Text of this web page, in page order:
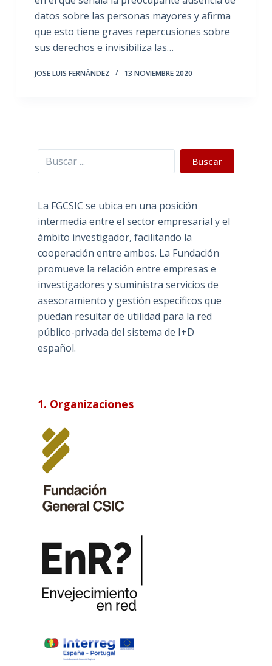
datos sobre las personas mayores y afirma
que esto tiene graves repercusiones sobre
sus derechos e invisibiliza las…
JOSE LUIS FERNÁNDEZ 13 NOVIEMBRE 2020
Buscar Buscar
La FGCSIC se ubica en una posición
intermedia entre el sector empresarial y el
ámbito investigador, facilitando la
cooperación entre ambos. La Fundación
promueve la relación entre empresas e
investigadores y suministra servicios de
asesoramiento y gestión específicos que
puedan resultar de utilidad para la red
público-privada del sistema de I+D
español.
1. Organizaciones